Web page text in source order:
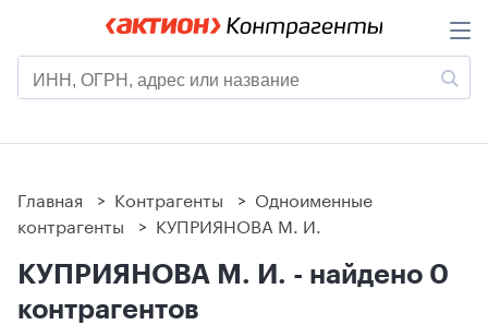
Главная > Контрагенты > Одноименные
контрагенты > КУПРИЯНОВА М. И.
КУПРИЯНОВА М. И. - найдено 0
контрагентов